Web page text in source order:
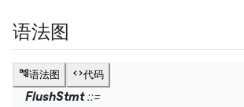
语法图
语法图 代码
FlushStmt